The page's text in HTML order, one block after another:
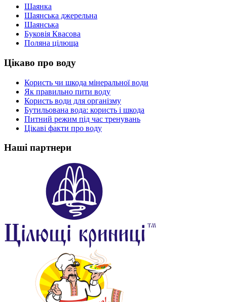
Шаянка
Шаянська джерельна
Шаянська
Буковія Квасова
Поляна цілюща
Цікаво про воду
Користь чи шкода мінеральної води
Як правильно пити воду
Користь води для організму
Бутильована вода: користь і шкода
Питний режим під час тренувань
Цікаві факти про воду
Наші партнери